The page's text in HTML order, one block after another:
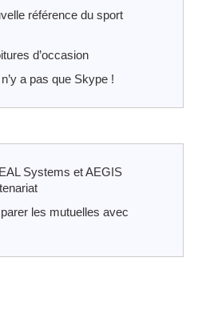
référence du sport
d’occasion
a pas que Skype !
Systems et AEGIS
les mutuelles avec